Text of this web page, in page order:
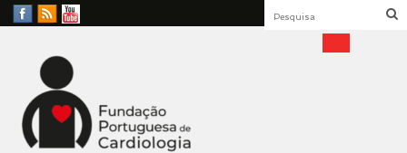
Facebook
RSS
YouTube
Fundação Portuguesa
Cardiologia